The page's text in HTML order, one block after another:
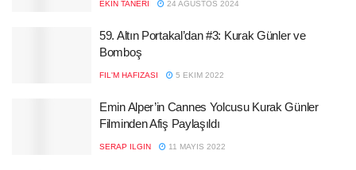
EKIN TANERI 24 AĞUSTOS 2024
59. Altın Portakal’dan #3: Kurak Günler ve
Bomboş
FIL'M HAFIZASI 5 EKIM 2022
Emin Alper’in Cannes Yolcusu Kurak Günler
Filminden Afiş Paylaşıldı
SERAP ILGIN 11 MAYIS 2022